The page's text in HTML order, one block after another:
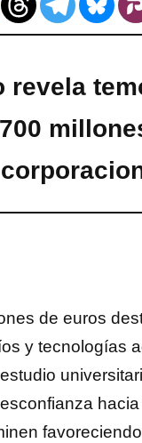
de euros
y tecnologías